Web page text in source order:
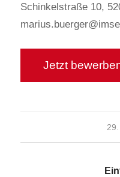
Schinkelstraße 10,